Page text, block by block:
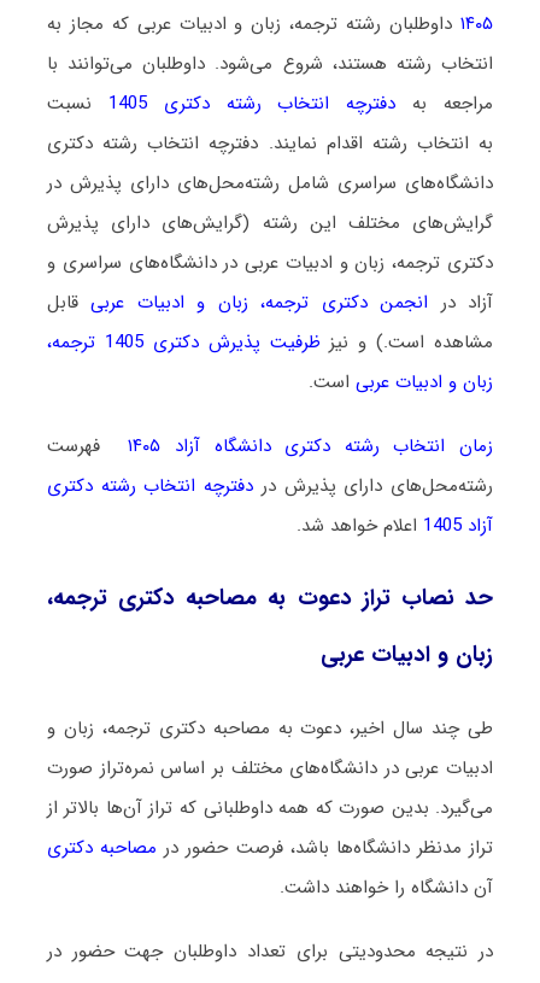
۱۴۰۵داوطلبان رشته ترجمه، زبان و ادبیات عربی که مجاز به
انتخاب رشته هستند، شروع می‌شود. داوطلبان می‌توانند با
مراجعه به دفترچه انتخاب رشته دکتری 1405
نسبت
به انتخاب رشته اقدام نمایند. دفترچه انتخاب رشته دکتری
دانشگاه‌های سراسری شامل رشته‌محل‌های دارای پذیرش در
گرایش‌های مختلف این رشته (گرایش‌های دارای پذیرش
دکتری ترجمه، زبان و ادبیات عربی در دانشگاه‌های سراسری و
آزاد در انجمن دکتری ترجمه، زبان و ادبیات عربیقابل
مشاهده است.) و نیز
ظرفیت پذیرش دکتری 1405 ترجمه،
زبان و ادبیات عربیاست.
زمان انتخاب رشته دکتری دانشگاه آزاد ۱۴۰۵
فهرست
رشته‌محل‌های دارای پذیرش در دفترچه انتخاب رشته دکتری
آزاد 1405
اعلام خواهد شد.
حد نصاب تراز دعوت به مصاحبه دکتری ترجمه،
زبان و ادبیات عربی
طی چند سال اخیر، دعوت به مصاحبه دکتری ترجمه، زبان و
ادبیات عربی در دانشگاه‌های مختلف بر اساس نمره‌تراز صورت
می‌گیرد. بدین صورت که همه داوطلبانی که تراز آن‌ها بالاتر از
تراز مدنظر دانشگاه‌ها باشد، فرصت حضور در مصاحبه دکتری
آن دانشگاه را خواهند داشت.
در نتیجه محدودیتی برای تعداد داوطلبان جهت حضور در